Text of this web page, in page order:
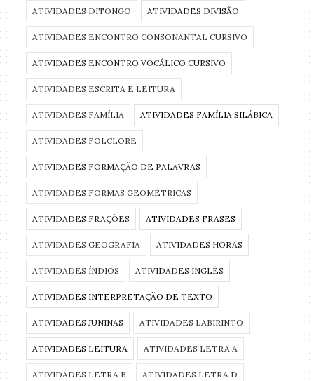
ATIVIDADES DITONGO ATIVIDADES DIVISÃO
ATIVIDADES ENCONTRO CONSONANTAL CURSIVO
ATIVIDADES ENCONTRO VOCÁLICO CURSIVO
ATIVIDADES ESCRITA E LEITURA
ATIVIDADES FAMÍLIA ATIVIDADES FAMÍLIA SILÁBICA
ATIVIDADES FOLCLORE
ATIVIDADES FORMAÇÃO DE PALAVRAS
ATIVIDADES FORMAS GEOMÉTRICAS
ATIVIDADES FRAÇÕES ATIVIDADES FRASES
ATIVIDADES GEOGRAFIA ATIVIDADES HORAS
ATIVIDADES ÍNDIOS ATIVIDADES INGLÊS
ATIVIDADES INTERPRETAÇÃO DE TEXTO
ATIVIDADES JUNINAS ATIVIDADES LABIRINTO
ATIVIDADES LEITURA ATIVIDADES LETRA A
ATIVIDADES LETRA B ATIVIDADES LETRA D